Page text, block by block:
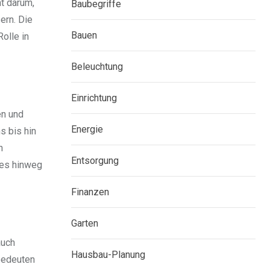
darum,
Die
in
und
bis hin
hinweg
Baubegriffe
Bauen
Beleuchtung
Einrichtung
Energie
Entsorgung
Finanzen
Garten
Hausbau-Planung